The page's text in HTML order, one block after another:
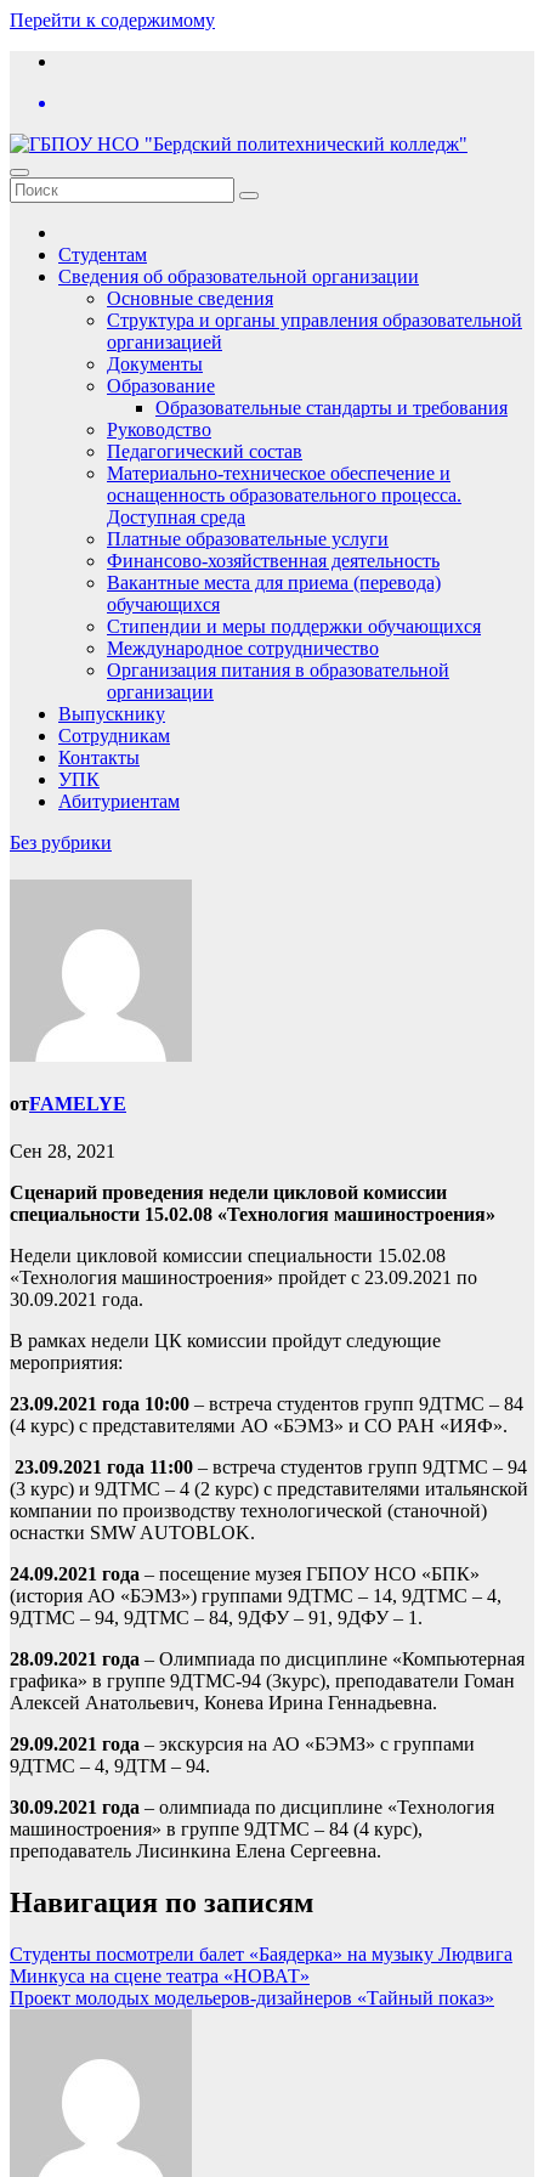
Перейти к содержимому
Студентам
Сведения об образовательной организации
Основные сведения
Структура и органы управления образовательной
организацией
Документы
Образование
Образовательные стандарты и требования
Руководство
Педагогический состав
Материально-техническое обеспечение и
оснащенность образовательного процесса.
Доступная среда
Платные образовательные услуги
Финансово-хозяйственная деятельность
Вакантные места для приема (перевода)
обучающихся
Стипендии и меры поддержки обучающихся
Международное сотрудничество
Организация питания в образовательной
организации
Выпускнику
Сотрудникам
Контакты
УПК
Абитуриентам
Без рубрики
отFAMELYE
Сен 28, 2021
Сценарий проведения недели цикловой комиссии
специальности 15.02.08 «Технология машиностроения»
Недели цикловой комиссии специальности 15.02.08
«Технология машиностроения» пройдет с 23.09.2021 по
30.09.2021 года.
В рамках недели ЦК комиссии пройдут следующие
мероприятия:
23.09.2021 года 10:00 – встреча студентов групп 9ДТМС – 84
(4 курс) с представителями АО «БЭМЗ» и СО РАН «ИЯФ».
23.09.2021 года 11:00 – встреча студентов групп 9ДТМС – 94
(3 курс) и 9ДТМС – 4 (2 курс) с представителями итальянской
компании по производству технологической (станочной)
оснастки SMW AUTOBLOK.
24.09.2021 года – посещение музея ГБПОУ НСО «БПК»
(история АО «БЭМЗ») группами 9ДТМС – 14, 9ДТМС – 4,
9ДТМС – 94, 9ДТМС – 84, 9ДФУ – 91, 9ДФУ – 1.
28.09.2021 года – Олимпиада по дисциплине «Компьютерная
графика» в группе 9ДТМС-94 (3курс), преподаватели Гоман
Алексей Анатольевич, Конева Ирина Геннадьевна.
29.09.2021 года – экскурсия на АО «БЭМЗ» с группами
9ДТМС – 4, 9ДТМ – 94.
30.09.2021 года – олимпиада по дисциплине «Технология
машиностроения» в группе 9ДТМС – 84 (4 курс),
преподаватель Лисинкина Елена Сергеевна.
Навигация по записям
Студенты посмотрели балет «Баядерка» на музыку Людвига
Минкуса на сцене театра «НОВАТ»
Проект молодых модельеров-дизайнеров «Тайный показ»